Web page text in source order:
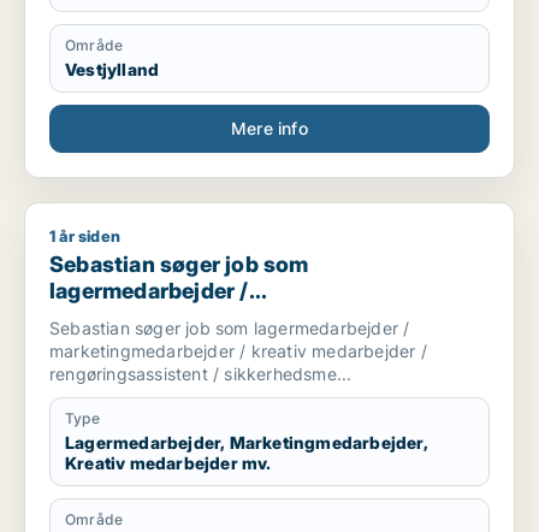
Område
Vestjylland
Mere info
Sebastian søger job som lagermedarbejder /
1 år siden
Sebastian søger job som
lagermedarbejder /
marketingmedarbejder / kreativ
medarbejder / rengøringsassistent /
sikkerhedsmedarbejder
Sebastian søger job som lagermedarbejder /
marketingmedarbejder / kreativ medarbejder /
rengøringsassistent / sikkerhedsme...
Type
Lagermedarbejder, Marketingmedarbejder,
Kreativ medarbejder mv.
Område